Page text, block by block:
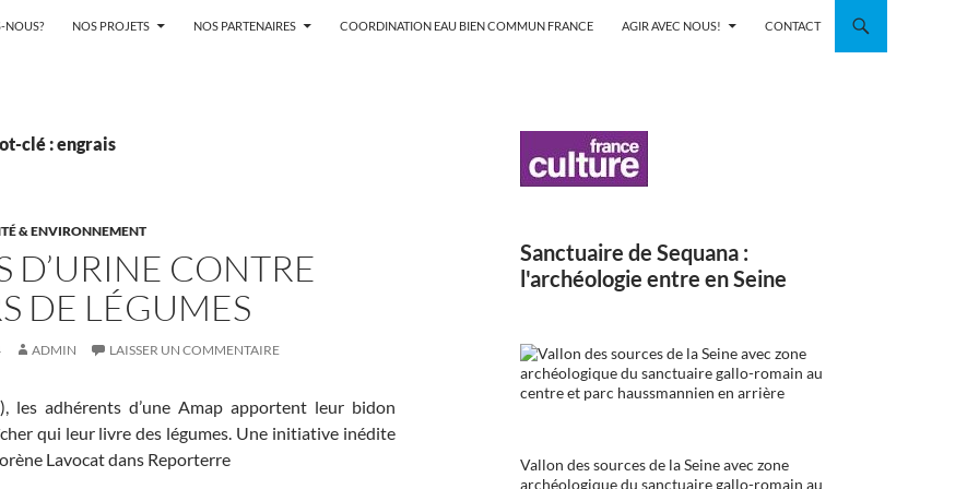
NOUS? NOS PROJETS NOS PARTENAIRES COORDINATION EAU BIEN COMMUN FRANCE AGIR AVEC NOUS! CONTACT
clé : engrais
& ENVIRONNEMENT
D’URINE CONTRE
DE LÉGUMES
ADMIN LAISSER UN COMMENTAIRE
les adhérents d’une Amap apportent leur bidon
qui leur livre des légumes. Une initiative inédite
Lavocat dans Reporterre
Sanctuaire de Sequana :
l'archéologie entre en Seine
Vallon des sources de la Seine avec zone
archéologique du sanctuaire gallo-romain au